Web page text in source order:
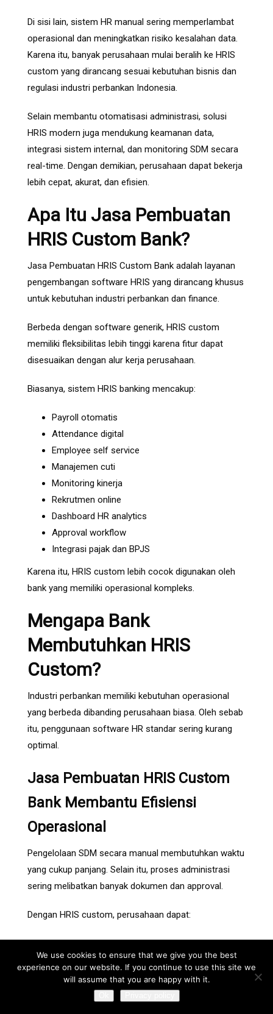
Di sisi lain, sistem HR manual sering memperlambat
operasional dan meningkatkan risiko kesalahan data.
Karena itu, banyak perusahaan mulai beralih ke HRIS
custom yang dirancang sesuai kebutuhan bisnis dan
regulasi industri perbankan Indonesia.
Selain membantu otomatisasi administrasi, solusi
HRIS modern juga mendukung keamanan data,
integrasi sistem internal, dan monitoring SDM secara
real-time. Dengan demikian, perusahaan dapat bekerja
lebih cepat, akurat, dan efisien.
Apa Itu Jasa Pembuatan
HRIS Custom Bank?
Jasa Pembuatan HRIS Custom Bank adalah layanan
pengembangan software HRIS yang dirancang khusus
untuk kebutuhan industri perbankan dan finance.
Berbeda dengan software generik, HRIS custom
memiliki fleksibilitas lebih tinggi karena fitur dapat
disesuaikan dengan alur kerja perusahaan.
Biasanya, sistem HRIS banking mencakup:
Payroll otomatis
Attendance digital
Employee self service
Manajemen cuti
Monitoring kinerja
Rekrutmen online
Dashboard HR analytics
Approval workflow
Integrasi pajak dan BPJS
Karena itu, HRIS custom lebih cocok digunakan oleh
bank yang memiliki operasional kompleks.
Mengapa Bank
Membutuhkan HRIS
Custom?
Industri perbankan memiliki kebutuhan operasional
yang berbeda dibanding perusahaan biasa. Oleh sebab
itu, penggunaan software HR standar sering kurang
optimal.
Jasa Pembuatan HRIS Custom
Bank Membantu Efisiensi
Operasional
Pengelolaan SDM secara manual membutuhkan waktu
yang cukup panjang. Selain itu, proses administrasi
sering melibatkan banyak dokumen dan approval.
Dengan HRIS custom, perusahaan dapat:
Mengurangi human error
Mempercepat administrasi HR
Mengotomatisasi payroll
Mengintegrasikan absensi
We use cookies to ensure that we give you the best
experience on our website. If you continue to use this site we
will assume that you are happy with it.